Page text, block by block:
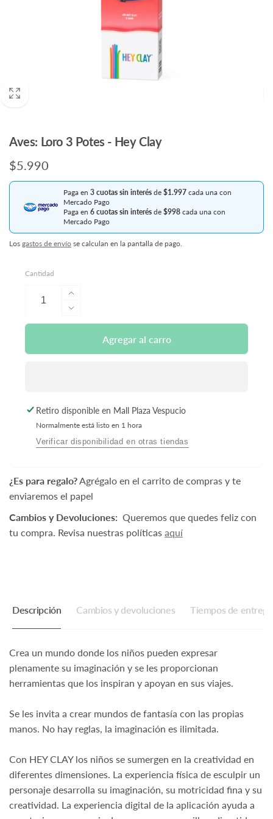
Aves: Loro 3 Potes - Hey Clay
Precio
habitual
$5.990
Paga en 3 cuotas sin interésde $1.997cada una con
Mercado Pago
Paga en 6 cuotas sin interésde $998cada una con
Mercado Pago
Los gastos de envío se calculan en la pantalla de pago.
Cantidad
Aumentar
cantidad
para
Clay
Reducir
cantidad
Aves:
Hey
Clay
Agregar al carro
Retiro disponible en Mall Plaza Vespucio
Normalmente está listo en 1 hora
Verificar disponibilidad en otras tiendas
¿Es para regalo?Agrégalo en el carrito de compras y te
enviaremos el papel
Cambios y Devoluciones: Queremos que quedes feliz con
tu compra. Revisa nuestras políticas aquí
Descripción Cambios y devoluciones Tiempos de entrega
Crea un mundo donde los niños pueden expresar
plenamente su imaginación y se les proporcionan
herramientas que los inspiran y apoyan en sus viajes.
Se les invita a crear mundos de fantasía con las propias
manos. No hay reglas, la imaginación es ilimitada.
Con HEY CLAY los niños se sumergen en la creatividad en
diferentes dimensiones. La experiencia física de esculpir un
personaje desarrolla su imaginación, su motricidad fina y su
creatividad. La experiencia digital de la aplicación ayuda a